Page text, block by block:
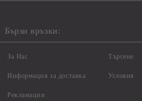
Бързи връзки:
За Нас
Информация за доставка
Рекламации
Търсене
Условия